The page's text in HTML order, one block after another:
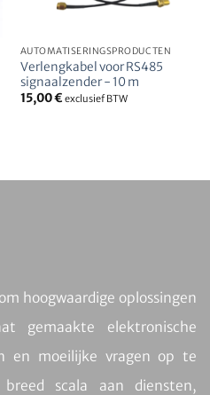
AUTOMATISERINGSPRODUCTEN
Verlengkabel voor RS485
signaalzender - 10 m
15,00€ exclusief BTW
hoogwaardige oplossingen
gemaakte elektronische
en moeilijke vragen op te
scala aan diensten,